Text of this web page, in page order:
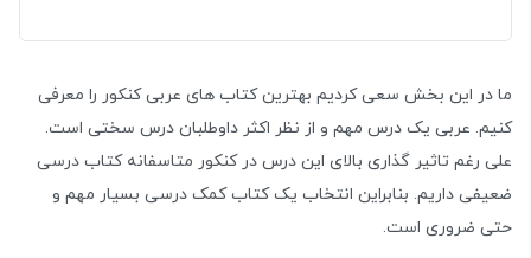
ما در این بخش سعی کردیم بهترین کتاب های عربی کنکور را معرفی
کنیم. عربی یک درس مهم و از نظر اکثر داوطلبان درس سختی است.
علی رغم تاثیر گذاری بالای این درس در کنکور متاسفانه کتاب درسی
ضعیفی داریم. بنابراین انتخاب یک کتاب کمک درسی بسیار مهم و
حتی ضروری است.